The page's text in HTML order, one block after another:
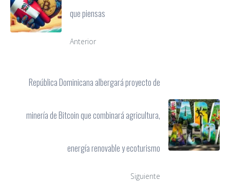
que piensas
Anterior
República Dominicana albergará proyecto de
minería de Bitcoin que combinará agricultura,
energía renovable y ecoturismo
Siguiente